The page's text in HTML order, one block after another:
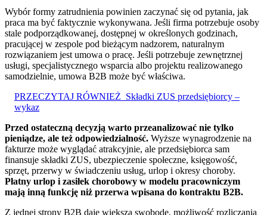
Wybór formy zatrudnienia powinien zaczynać się od pytania, jak
praca ma być faktycznie wykonywana. Jeśli firma potrzebuje osoby
stale podporządkowanej, dostępnej w określonych godzinach,
pracującej w zespole pod bieżącym nadzorem, naturalnym
rozwiązaniem jest umowa o pracę. Jeśli potrzebuje zewnętrznej
usługi, specjalistycznego wsparcia albo projektu realizowanego
samodzielnie, umowa B2B może być właściwa.
PRZECZYTAJ RÓWNIEŻ Składki ZUS przedsiębiorcy –
wykaz
Przed ostateczną decyzją warto przeanalizować nie tylko
pieniądze, ale też odpowiedzialność. Wyższe wynagrodzenie na
fakturze może wyglądać atrakcyjnie, ale przedsiębiorca sam
finansuje składki ZUS, ubezpieczenie społeczne, księgowość,
sprzęt, przerwy w świadczeniu usług, urlop i okresy choroby.
Płatny urlop i zasiłek chorobowy w modelu pracowniczym
mają inną funkcję niż przerwa wpisana do kontraktu B2B.
Z jednej strony B2B daje większą swobodę, możliwość rozliczania